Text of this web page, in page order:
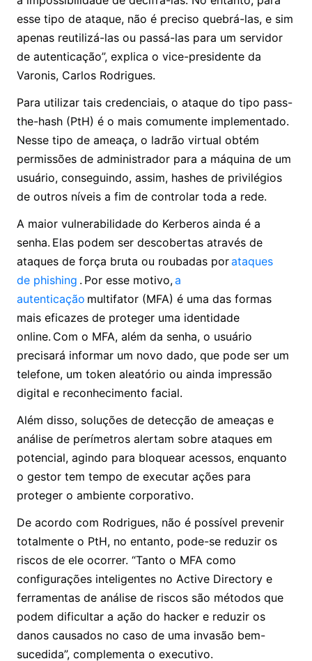
esse tipo de ataque, não é preciso quebrá-las, e sim
apenas reutilizá-las ou passá-las para um servidor
de autenticação”, explica o vice-presidente da
Varonis, Carlos Rodrigues.
Para utilizar tais credenciais, o ataque do tipo pass-
the-hash (PtH) é o mais comumente implementado.
Nesse tipo de ameaça, o ladrão virtual obtém
permissões de administrador para a máquina de um
usuário, conseguindo, assim, hashes de privilégios
de outros níveis a fim de controlar toda a rede.
A maior vulnerabilidade do Kerberos ainda é a
senha. Elas podem ser descobertas através de
ataques de força bruta ou roubadas porataques
de phishing . Por esse motivo,a
autenticação multifator (MFA) é uma das formas
mais eficazes de proteger uma identidade
online. Com o MFA, além da senha, o usuário
precisará informar um novo dado, que pode ser um
telefone, um token aleatório ou ainda impressão
digital e reconhecimento facial.
Além disso, soluções de detecção de ameaças e
análise de perímetros alertam sobre ataques em
potencial, agindo para bloquear acessos, enquanto
o gestor tem tempo de executar ações para
proteger o ambiente corporativo.
De acordo com Rodrigues, não é possível prevenir
totalmente o PtH, no entanto, pode-se reduzir os
riscos de ele ocorrer. “Tanto o MFA como
configurações inteligentes no Active Directory e
ferramentas de análise de riscos são métodos que
podem dificultar a ação do hacker e reduzir os
danos causados no caso de uma invasão bem-
sucedida”, complementa o executivo.